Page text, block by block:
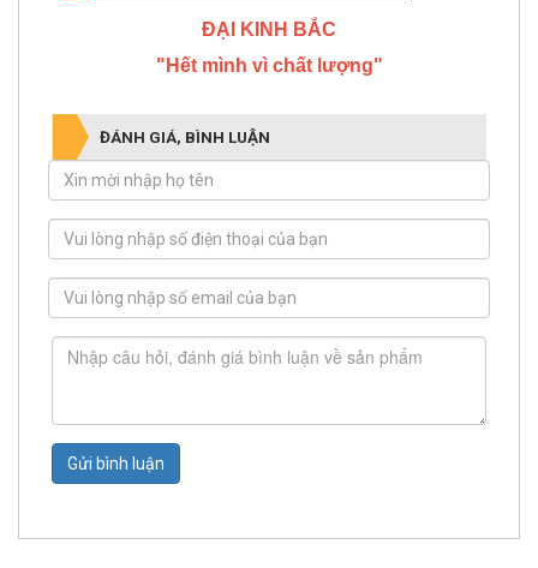
ĐẠI KINH BẮC
"Hết mình vì chất lượng"
ĐÁNH GIÁ, BÌNH LUẬN
Gửi bình luận